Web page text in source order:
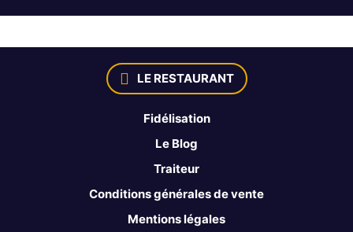
LE RESTAURANT
Fidélisation
Le Blog
Traiteur
Conditions générales de vente
Mentions légales